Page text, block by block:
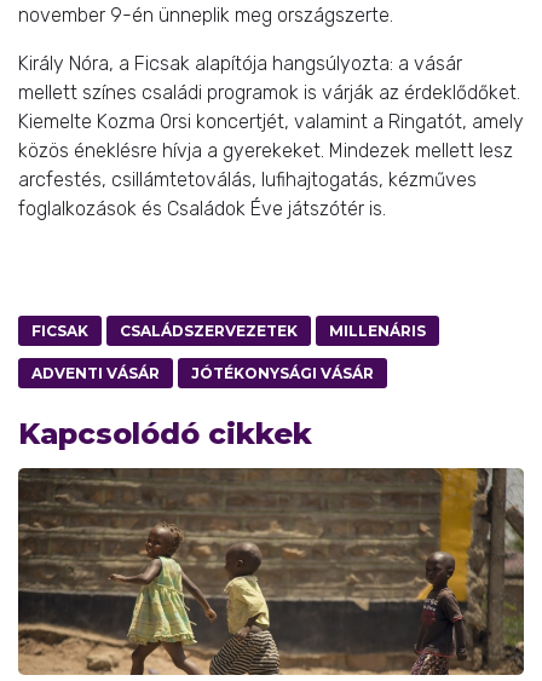
november 9-én ünneplik meg országszerte.
Király Nóra, a Ficsak alapítója hangsúlyozta: a vásár
mellett színes családi programok is várják az érdeklődőket.
Kiemelte Kozma Orsi koncertjét, valamint a Ringatót, amely
közös éneklésre hívja a gyerekeket. Mindezek mellett lesz
arcfestés, csillámtetoválás, lufihajtogatás, kézműves
foglalkozások és Családok Éve játszótér is.
FICSAK CSALÁDSZERVEZETEK MILLENÁRIS
ADVENTI VÁSÁR JÓTÉKONYSÁGI VÁSÁR
Kapcsolódó cikkek